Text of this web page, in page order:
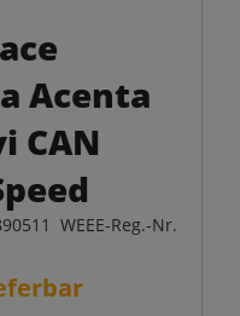
Acenta
CAN
WEEE-Reg.-Nr.